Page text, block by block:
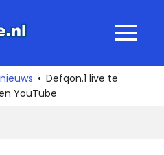
MENU
Defqon.1 live te
YouTube